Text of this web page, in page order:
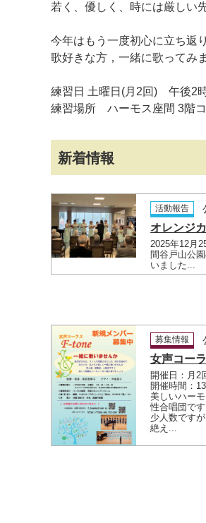
若く、優しく、時には厳しい
今年はもう一度初心に立ち返
歌好きな方，一緒に歌ってみ
練習日 土曜日(月2回) 午後2
練習場所 ハーモス座間 3階
新着情報
活動報告
オレンジ
2025年12月
間谷戸山公
いました...
募集情報
女声コー
開催日：月2
開催時間：
美しいハー
性合唱団です
少人数です
絶え...